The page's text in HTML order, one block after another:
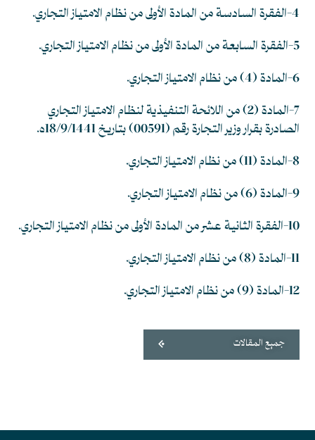
4-الفقرة السادسة من المادة الأولى من نظام الامتياز التجاري.
5-الفقرة السابعة من المادة الأولى من نظام الامتياز التجاري.
6-المادة (4) من نظام الامتياز التجاري.
7-المادة (2) من اللائحة التنفيذية لنظام الامتياز التجاري
الصادرة بقرار وزير التجارة رقم (00591) بتاريخ 18/9/1441ه.
8-المادة (11) من نظام الامتياز التجاري.
9-المادة (6) من نظام الامتياز التجاري.
10-الفقرة الثانية عشر من المادة الأولى من نظام الامتياز التجاري.
11-المادة (8) من نظام الامتياز التجاري.
12-المادة (9) من نظام الامتياز التجاري.
جميع المقالات